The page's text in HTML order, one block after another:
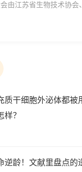
由江苏省生物技术协会
业协会、瑞士日内瓦长寿
质干细胞外泌体都被
？
逆龄！文献里盘点的